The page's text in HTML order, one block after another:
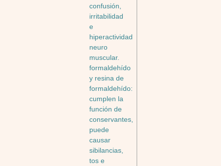
confusión,
irritabilidad
e
hiperactividad
neuro
muscular.
formaldehído
y resina de
formaldehído:
cumplen la
función de
conservantes,
puede
causar
sibilancias,
tos e